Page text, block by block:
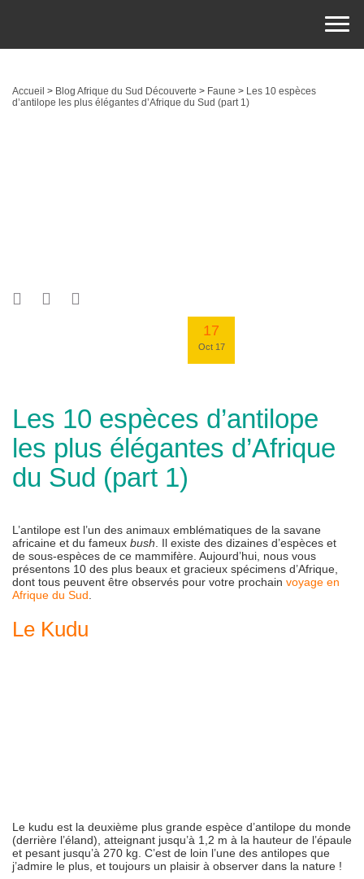
Accueil > Blog Afrique du Sud Découverte > Faune > Les 10 espèces
d’antilope les plus élégantes d’Afrique du Sud (part 1)
17
Oct 17
Les 10 espèces d’antilope
les plus élégantes d’Afrique
du Sud (part 1)
L’antilope est l’un des animaux emblématiques de la savane
africaine et du fameux bush . Il existe des dizaines d’espèces et
de sous-espèces de ce mammifère. Aujourd’hui, nous vous
présentons 10 des plus beaux et gracieux spécimens d’Afrique,
dont tous peuvent être observés pour votre prochain voyage en
Afrique du Sud
Le Kudu
Le kudu est la deuxième plus grande espèce d’antilope du monde
(derrière l’éland), atteignant jusqu’à 1,2 m à la hauteur de l’épaule
et pesant jusqu’à 270 kg. C’est de loin l’une des antilopes que
j’admire le plus, et toujours un plaisir à observer dans la nature !